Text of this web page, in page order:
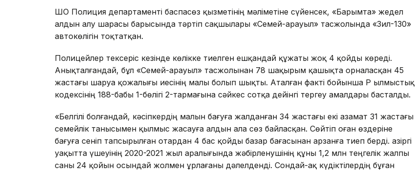
ШҚО Полиция департаменті баспасөз қызметінің мәліметіне сүйенсек, «Барымта» жедел
алдын алу шарасы барысында тәртіп сақшылары «Семей-Қарауыл» тасжолында «Зил-130»
автокөлігін тоқтатқан.
Полицейлер тексеріс кезінде көлікке тиелген ешқандай құжаты жоқ 4 қойды көреді.
Анықталғандай, бұл «Семей-Қарауыл» тасжолынан 78 шақырым қашықта орналасқан 45
жастағы шаруа қожалығы иесінің малы болып шықты. Аталған факті бойынша ҚР Қылмыстық
кодексінің 188-бабы 1-бөлігі 2-тармағына сәйкес сотқа дейінгі тергеу амалдары басталды.
«Белгілі болғандай, кәсіпкердің малын бағуға жалданған 34 жастағы екі азамат 31 жастағы
семейлік танысымен қылмыс жасауға алдын ала сөз байласқан. Сөйтіп оған өздеріне
бағуға сеніп тапсырылған отардан 4 бас қойды базар бағасынан арзанға тиеп берді. Қазіргі
уақытта үшеуінің 2020-2021 жыл аралығында жәбірленушінің құны 1,2 млн теңгелік жалпы
саны 24 қойын осындай жолмен ұрлағаны дәлелденді. Сондай-ақ күдіктілердің бұған